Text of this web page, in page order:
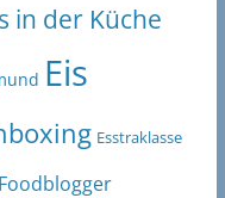
in der Küche
Eis
Esstraklasse
Foodblogger